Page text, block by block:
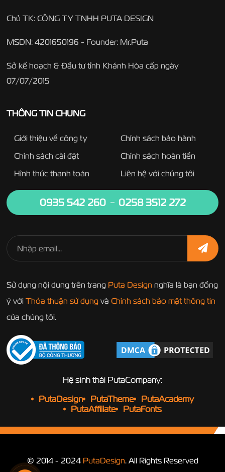
Chủ TK: CÔNG TY TNHH PUTA DESIGN
MSDN: 4201650196 - Founder: Mr.Puta
Sở kế hoạch & Đầu tư tỉnh Khánh Hòa cấp ngày
07/07/2015
THÔNG TIN CHUNG
Giới thiệu về công ty
Chính sách bảo hành
Chính sách cài đặt
Chính sách hoàn tiền
Hình thức thanh toán
Liên hệ với chúng tôi
0935 542 260 0258 3512 272
Sử dụng nội dung trên trang Puta Design nghĩa là bạn đồng
ý với Thỏa thuận sử dụngvà Chính sách bảo mật thông tin
của chúng tôi.
Hệ sinh thái PutaCompany:
PutaDesign
PutaTheme
PutaAcademy
PutaAffiliate
PutaFonts
© 2014 - 2024 PutaDesign. All Rights Reserved